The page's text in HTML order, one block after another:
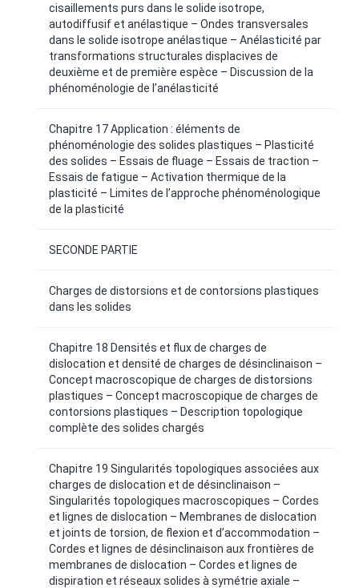
cisaillements purs dans le solide isotrope,
autodiffusif et anélastique – Ondes transversales
dans le solide isotrope anélastique – Anélasticité par
transformations structurales displacives de
deuxième et de première espèce – Discussion de la
phénoménologie de l’anélasticité
Chapitre 17 Application : éléments de
phénoménologie des solides plastiques – Plasticité
des solides – Essais de fluage – Essais de traction –
Essais de fatigue – Activation thermique de la
plasticité – Limites de l’approche phénoménologique
de la plasticité
SECONDE PARTIE
Charges de distorsions et de contorsions plastiques
dans les solides
Chapitre 18 Densités et flux de charges de
dislocation et densité de charges de désinclinaison –
Concept macroscopique de charges de distorsions
plastiques – Concept macroscopique de charges de
contorsions plastiques – Description topologique
complète des solides chargés
Chapitre 19 Singularités topologiques associées aux
charges de dislocation et de désinclinaison –
Singularités topologiques macroscopiques – Cordes
et lignes de dislocation – Membranes de dislocation
et joints de torsion, de flexion et d’accommodation –
Cordes et lignes de désinclinaison aux frontières de
membranes de dislocation – Cordes et lignes de
dispiration et réseaux solides à symétrie axiale –